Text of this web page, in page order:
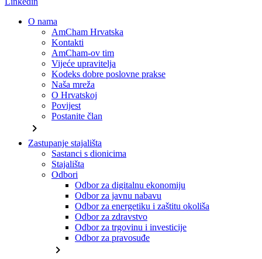
O nama
AmCham Hrvatska
Kontakti
AmCham-ov tim
Vijeće upravitelja
Kodeks dobre poslovne prakse
Naša mreža
O Hrvatskoj
Povijest
Postanite član
chevron_right
Zastupanje stajališta
Sastanci s dionicima
Stajališta
Odbori
Odbor za digitalnu ekonomiju
Odbor za javnu nabavu
Odbor za energetiku i zaštitu okoliša
Odbor za zdravstvo
Odbor za trgovinu i investicije
Odbor za pravosuđe
chevron_right